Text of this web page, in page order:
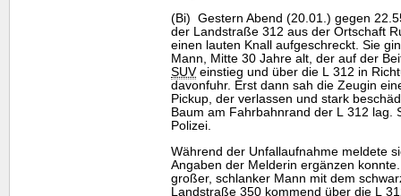
(Bi) Gestern Abend (20.01.) gegen
der Landstraße 312 aus der Ortschaft
einen lauten Knall aufgeschreckt. Sie
Mann, Mitte 30 Jahre alt, der auf der
SUVeinstieg und über die L 312 in
davonfuhr. Erst dann sah die Zeugin
Pickup, der verlassen und stark
Baum am Fahrbahnrand der L 312 lag.
Polizei.
Während der Unfallaufnahme meldete
Angaben der Melderin ergänzen
großer, schlanker Mann mit dem
Landstraße 350 kommend über die L